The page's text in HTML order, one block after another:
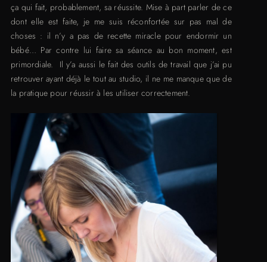
ça qui fait, probablement, sa réussite. Mise à part parler de ce
dont elle est faite, je me suis réconfortée sur pas mal de
choses : il n’y a pas de recette miracle pour endormir un
bébé… Par contre lui faire sa séance au bon moment, est
primordiale. Il y’a aussi le fait des outils de travail que j’ai pu
retrouver ayant déjà le tout au studio, il ne me manque que de
la pratique pour réussir à les utiliser correctement.